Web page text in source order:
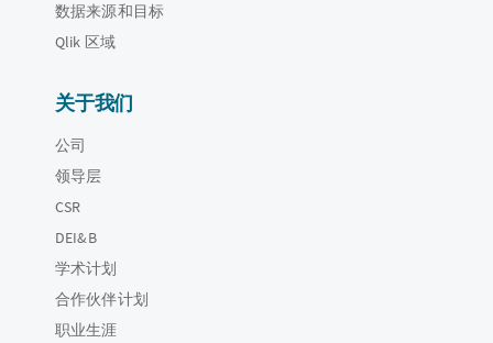
数据来源和目标
Qlik 区域
关于我们
公司
领导层
CSR
DEI&B
学术计划
合作伙伴计划
职业生涯